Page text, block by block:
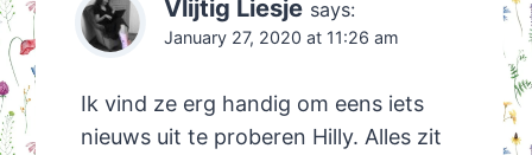
Vlijtig Liesje says:
January 27, 2020 at 11:26 am
Ik vind ze erg handig om eens iets
nieuws uit te proberen Hilly. Alles zit